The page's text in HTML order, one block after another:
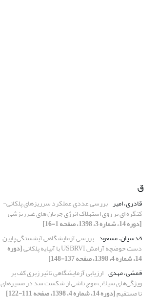
ق
قادری، امیر بررسی عددی عملکرد سرریزهای پلکانی-
کنگره ای بر روی استهلاک انرژی جریان های غیرریزشی
[دوره 14، شماره 3، 1398، صفحه 1-16]
قدسیان، مسعود بررسی آزمایشگاهی آبشستگی پایین
دست حوضچه آرامش USBRVI با آبپایه پلکانی [دوره
14، شماره 4، 1398، صفحه 137-148]
قمشی، مهدی ارزیابی آزمایشگاهی تاثیر زبری کف بر
ویژگی‌های سیلاب موج ناشی از شکست سد در مسیر‌های
نا مستقیم[دوره 14، شماره 4، 1398، صفحه 111-122]